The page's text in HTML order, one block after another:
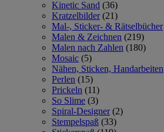
Kinetic Sand (36)
Kratzelbilder (21)
Mal-, Sticker- & Rätselbücher
Malen & Zeichnen (219)
Malen nach Zahlen (180)
Mosaic (5)
Nähen, Sticken, Handarbeiten
Perlen (15)
Prickeln (11)
So Slime (3)
Spiral-Designer (2)
Stempelspaß (33)